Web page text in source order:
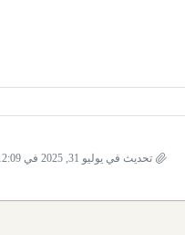
تحديث في يوليو 31, 2025 في 12:09 م